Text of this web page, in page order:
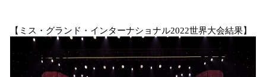
す
【ミス・グランド・インターナショナル2022世界大会結果】